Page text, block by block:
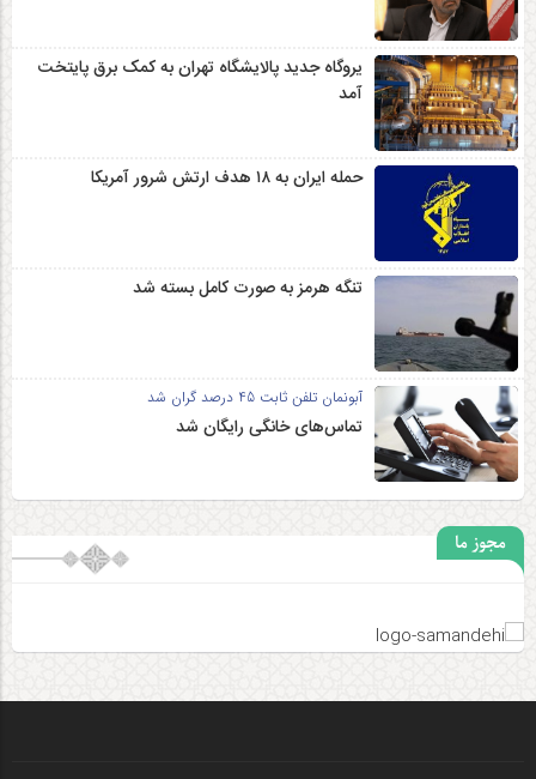
یروگاه جدید پالایشگاه تهران به کمک برق پایتخت
آمد
حمله ایران به ۱۸ هدف ارتش شرور آمریکا
تنگه هرمز به صورت کامل بسته شد
آبونمان تلفن ثابت 45 درصد گران شد
تماس‌های خانگی رایگان شد
مجوز ما